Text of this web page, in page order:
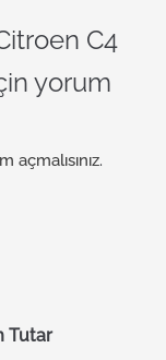
C4
yorum
açmalısınız.
Tutar